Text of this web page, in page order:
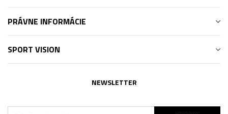
PRÁVNE INFORMÁCIE
SPORT VISION
NEWSLETTER